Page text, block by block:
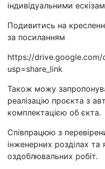
індивідуальними
Подивитись на
за посиланням
https://drive.google.com/
usp=share_link
Також можу
реалізацію проєкта з
комплектацією об єкта.
Співпрацюю з
інженерних розділах та
оздоблювальних робіт.